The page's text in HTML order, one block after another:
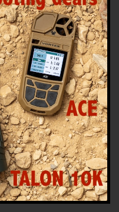
7,400.00฿
หยิบใส่ตะกร้า
COMPARE